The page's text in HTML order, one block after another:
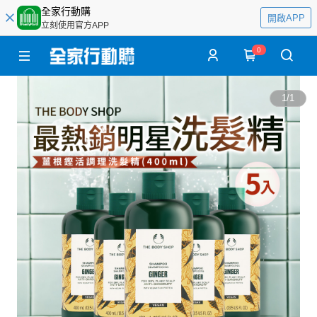
全家行動購
立刻使用官方APP
開啟APP
0
1/1